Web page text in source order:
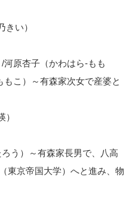
い）
原杏子（かわはら-もも
こ）～有森家次女で産婆と
う）～有森家長男で、八高
東京帝国大学）へと進み、物